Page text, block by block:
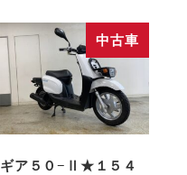
中古車
ギア５０−Ⅱ★１５４